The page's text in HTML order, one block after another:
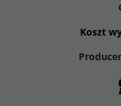
Koszt